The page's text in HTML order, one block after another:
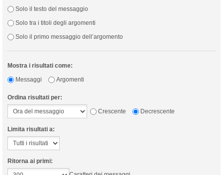
Solo il testo del messaggio
Solo tra i titoli degli argomenti
Solo il primo messaggio dell’argomento
Mostra i risultati come:
Messaggi
Argomenti
Ordina risultati per:
Crescente
Decrescente
Limita risultati a:
Ritorna ai primi: